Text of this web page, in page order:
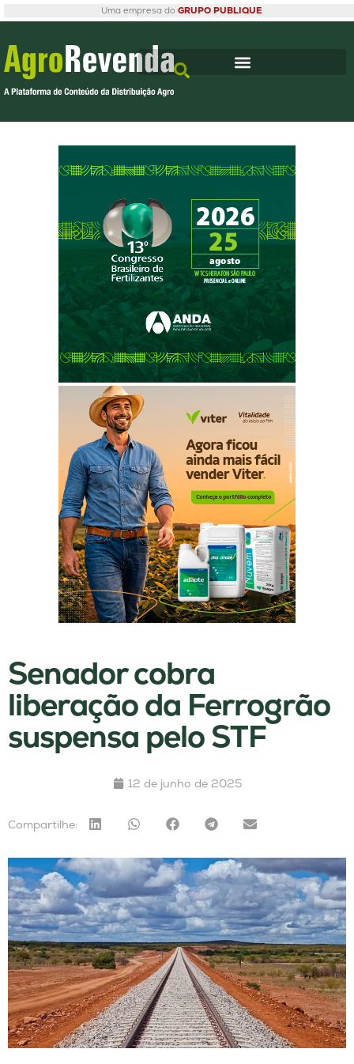
Uma empresa do GRUPO PUBLIQUE
Senador cobra
liberação da Ferrogrão
suspensa pelo STF
12 de junho de 2025
Compartilhe: